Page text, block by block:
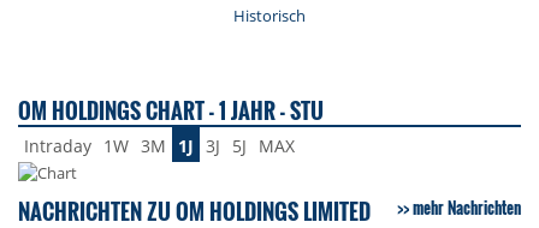
Historisch
OM HOLDINGS CHART - 1 JAHR - STU
Intraday 1W 3M 1J 3J 5J MAX
NACHRICHTEN ZU OM HOLDINGS LIMITED mehr Nachrichten